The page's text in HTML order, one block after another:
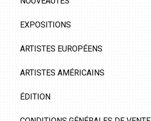
EXPOSITIONS
ARTISTES EUROPÉENS
ARTISTES AMÉRICAINS
ÉDITION